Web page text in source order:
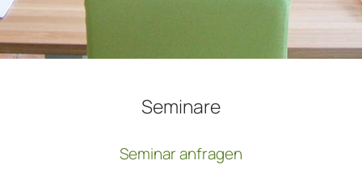
Seminare
Seminar anfragen